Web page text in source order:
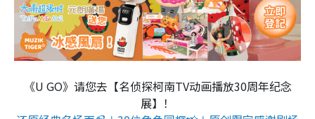
《U GO》请您去【名侦探柯南TV动画播放30周年纪念
展】！